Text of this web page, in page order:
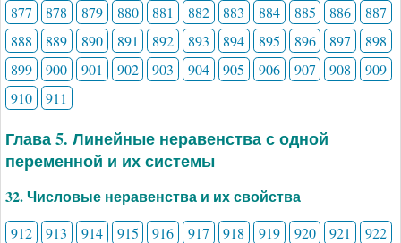
877 878 879 880 881 882 883 884 885 886
887
888
889 890 891 892 893 894 895 896 897
898
899
900 901 902 903 904 905 906 907 908
909
910
911
Глава 5. Линейные неравенства с одной
переменной и их системы
32. Числовые неравенства и их свойства
912 913 914 915 916 917 918 919 920 921
922